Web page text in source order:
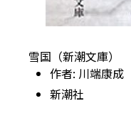
雪国（新潮文庫）
作者: 川端康成
新潮社